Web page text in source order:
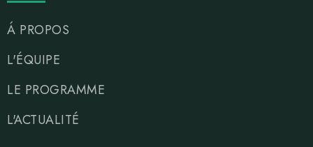
Á PROPOS
L'ÉQUIPE
LE PROGRAMME
L'ACTUALITÉ